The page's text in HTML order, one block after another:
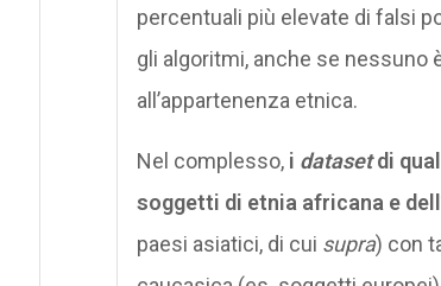
percentuali più elevate di falsi
gli algoritmi, anche se
all’appartenenza etnica.
Nel complesso, i datasetdi
soggetti di etnia africana e
paesi asiatici, di cui supra) con